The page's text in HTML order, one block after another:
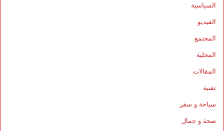
السياسية
الفيديو
المجتمع
المحلية
المقالات
تقنية
سياحة و سفر
صحة و جمال